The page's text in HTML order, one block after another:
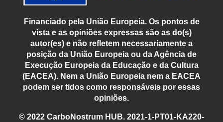
Financiado pela União Europeia. Os pontos de
vista e as opiniões expressas são as do(s)
autor(es) e não refletem necessariamente a
posição da União Europeia ou da Agência de
Execução Europeia da Educação e da Cultura
(EACEA). Nem a União Europeia nem a EACEA
podem ser tidos como responsáveis por essas
opiniões.
© 2022 CarboNostrum HUB. 2021-1-PT01-KA220-